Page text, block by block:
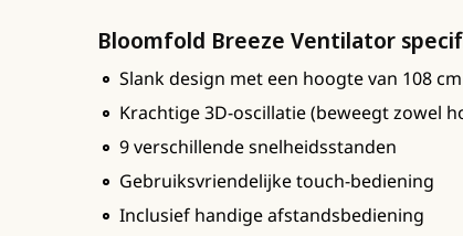
Bloomfold Breeze Ventilator
Slank design met een hoogte van 108
Krachtige 3D-oscillatie (beweegt zowel
9 verschillende snelheidsstanden
Gebruiksvriendelijke touch-bediening
Inclusief handige afstandsbediening